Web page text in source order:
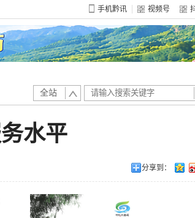
手机黔讯 视频号
全站
水平
分享到：